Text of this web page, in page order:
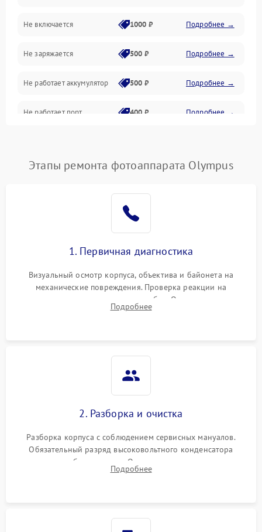
Проблемы с картами памяти
Объективы
Программные сбои
Коммуникации и интерфейсы
Не включается 1000 ₽ Подробнее →
Не заряжается 500 ₽ Подробнее →
Не работает аккумулятор 500 ₽ Подробнее →
Не работает порт 400 ₽ Подробнее →
Этапы ремонта фотоаппарата Olympus
1. Первичная диагностика
Визуальный осмотр корпуса, объектива и байонета на
механические повреждения. Проверка реакции на
включение, считывание кодов ошибок. Оценка состояния
матрицы и затвора, проверка работы автофокуса и вспышки.
Подробнее
2. Разборка и очистка
Разборка корпуса с соблюдением сервисных мануалов.
Обязательный разряд высоковольтного конденсатора
вспышки для безопасности. Очистка внутренних узлов от
пыли, песка и следов влаги с помощью спецсредств.
Подробнее